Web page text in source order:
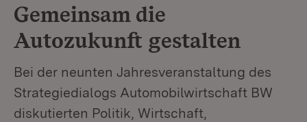
Gemeinsam die
Autozukunft gestalten
Bei der neunten Jahresveranstaltung des
Strategiedialogs Automobilwirtschaft BW
diskutierten Politik, Wirtschaft,